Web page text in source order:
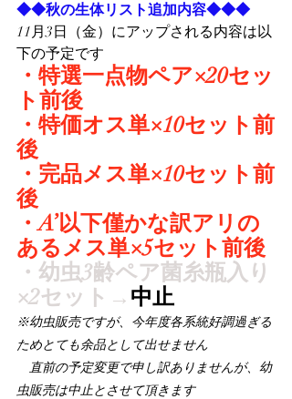
◆◆秋の生体リスト追加内容◆◆◆
11月3日（金）にアップされる内容は以
下の予定です
・特選一点物ペア×20セッ
ト前後
・特価オス単×10セット前
後
・完品メス単×10セット前
後
・A’以下僅かな訳アリの
あるメス単×5セット前後
・幼虫3齢ペア菌糸瓶入り
×2セット→ 中止
※幼虫販売ですが、今年度各系統好調過ぎる
ためとても余品として出せません
直前の予定変更で申し訳ありませんが、幼
虫販売は中止とさせて頂きます